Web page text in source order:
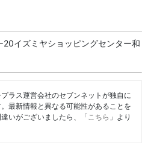
イズミヤショッピングセンター和
ラス運営会社のセブンネットが独自に
最新情報と異なる可能性があることを
いがございましたら、「 こちら 」より